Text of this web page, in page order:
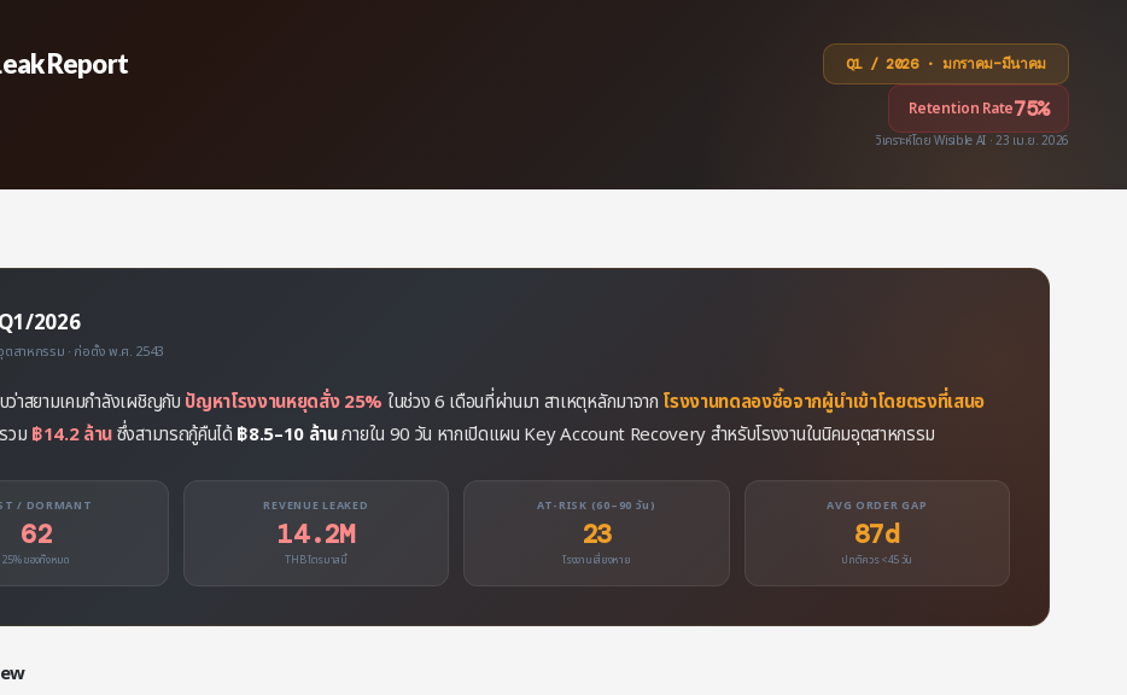
Report Q1 / 2026 · มกราคม–มีนาคม
Retention Rate75%
วิเคราะห์โดย Wisible AI · 23 เม.ย. 2026
2026
ตสาหกรรม · ก่อตั้ง พ.ศ. 2543
ว่าสยามเคมกำลังเผชิญกับ ปัญหาโรงงานหยุดสั่ง 25% ในช่วง 6 เดือนที่ผ่านมา สาเหตุหลักมาจาก โรงงานทดลองซื้อจากผู้นำเข้าโดยตรงที่เสนอ
วม ฿14.2 ล้านซึ่งสามารถกู้คืนได้ ฿8.5–10 ล้านภายใน 90 วัน หากเปิดแผน Key Account Recovery สำหรับโรงงานในนิคมอุตสาหกรรม
/ DORMANT
62
25% ของทั้งหมด
REVENUE LEAKED
14.2M
THB ไตรมาสนี้
AT-RISK (60–90 วัน)
23
โรงงานเสี่ยงหาย
AVG ORDER GAP
87d
ปกติควร <45 วัน